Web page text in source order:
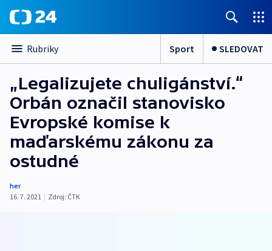
Rubriky Sport SLEDOVAT
„Legalizujete chuligánství.“
Orbán označil stanovisko
Evropské komise k
maďarskému zákonu za
ostudné
her
16. 7. 2021 | Zdroj: ČTK